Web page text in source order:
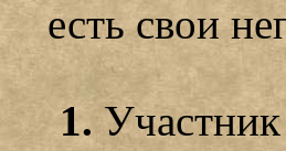
есть свои
1. Участник